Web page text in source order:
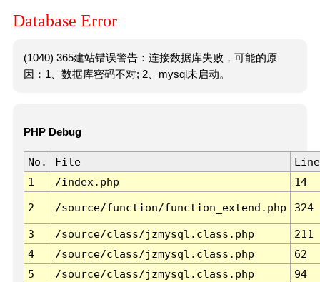
Database Error
(1040) 365建站错误警告：连接数据库失败，可能的原
因：1、数据库密码不对; 2、mysql未启动。
PHP Debug
No. File
Line
1
/index.php 14
2 /source/function/function_extend.php 324
3 /source/class/jzmysql.class.php
211
4
/source/class/jzmysql.class.php
62
5
/source/class/jzmysql.class.php
94